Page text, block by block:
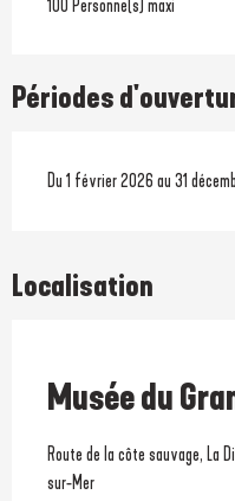
100 Personne(s) maxi
Périodes
Du 1 février 2026 au 31
Localisation
Musée du
Prestataire engagé dans
Route de la côte sauvage, La
sur-Mer